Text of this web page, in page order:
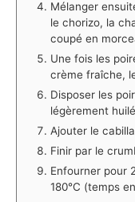
Mélanger
le chorizo, la
coupé en
Une fois les
crème fraîche,
Disposer les
légèrement
Ajouter le
Finir par le
Enfourner pour
180°C (temps